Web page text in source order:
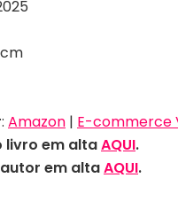
cm
: Amazon | E-commerce
livro em altaAQUI.
em altaAQUI.